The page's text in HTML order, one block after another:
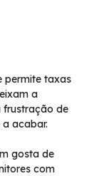
permite taxas
a
frustração de
acabar.
gosta de
com